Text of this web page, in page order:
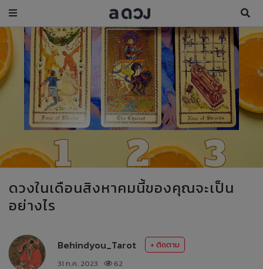
ดวงในเดือนสิงหาคมนี้ของคุณจะเป็น
อย่างไร
Behindyou_Tarot
+ ติดตาม
31 ก.ค. 2023
62